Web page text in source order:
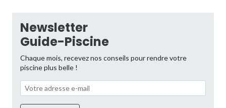
Newsletter
Guide-Piscine
Chaque mois, recevez nos conseils pour rendre votre
piscine plus belle !